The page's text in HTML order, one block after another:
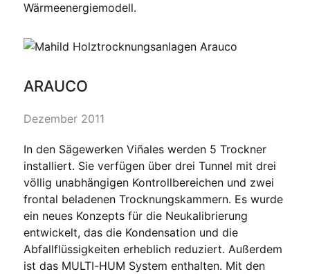
Wärmeenergiemodell.
ARAUCO
Dezember 2011
In den Sägewerken Viñales werden 5 Trockner
installiert. Sie verfügen über drei Tunnel mit drei
völlig unabhängigen Kontrollbereichen und zwei
frontal beladenen Trocknungskammern. Es wurde
ein neues Konzepts für die Neukalibrierung
entwickelt, das die Kondensation und die
Abfallflüssigkeiten erheblich reduziert. Außerdem
ist das MULTI-HUM System enthalten. Mit den